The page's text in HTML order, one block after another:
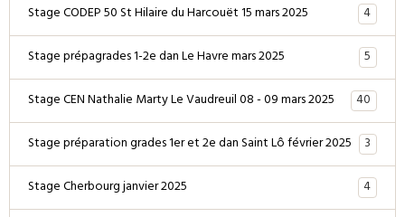
Stage CODEP 50 St Hilaire du Harcouët 15 mars 2025
4
Stage prépagrades 1-2e dan Le Havre mars 2025
5
Stage CEN Nathalie Marty Le Vaudreuil 08 - 09 mars 2025
40
Stage préparation grades 1er et 2e dan Saint Lô février 2025 3
Stage Cherbourg janvier 2025
4